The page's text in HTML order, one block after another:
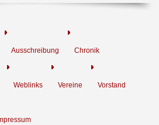
Ausschreibung Chronik
Weblinks Vereine Vorstand